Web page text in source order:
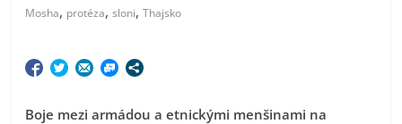
Mosha, protéza,sloni,Thajsko
Boje mezi armádou a etnickými menšinami na